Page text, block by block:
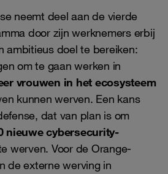
neemt deel aan de vierde
door zijn werknemers erbij
ambitieus doel te bereiken:
om te gaan werken in
vrouwen in het ecosysteem
kunnen werven. Een kans
dat van plan is om
nieuwe cybersecurity-
werven. Voor de Orange-
de externe werving in